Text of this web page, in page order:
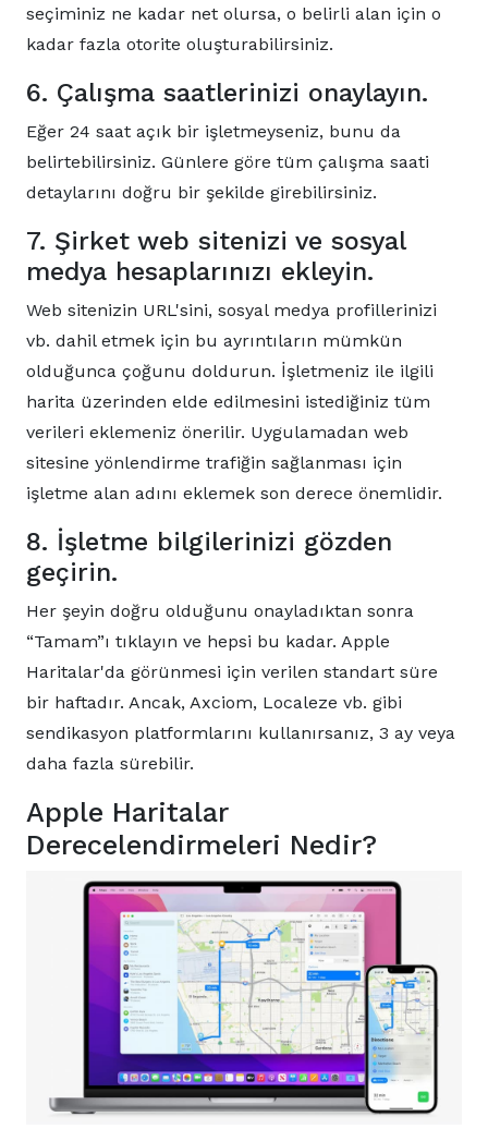
seçiminiz ne kadar net olursa, o belirli alan için o
kadar fazla otorite oluşturabilirsiniz.
6. Çalışma saatlerinizi onaylayın.
Eğer 24 saat açık bir işletmeyseniz, bunu da
belirtebilirsiniz. Günlere göre tüm çalışma saati
detaylarını doğru bir şekilde girebilirsiniz.
7. Şirket web sitenizi ve sosyal
medya hesaplarınızı ekleyin.
Web sitenizin URL'sini, sosyal medya profillerinizi
vb. dahil etmek için bu ayrıntıların mümkün
olduğunca çoğunu doldurun. İşletmeniz ile ilgili
harita üzerinden elde edilmesini istediğiniz tüm
verileri eklemeniz önerilir. Uygulamadan web
sitesine yönlendirme trafiğin sağlanması için
işletme alan adını eklemek son derece önemlidir.
8. İşletme bilgilerinizi gözden
geçirin.
Her şeyin doğru olduğunu onayladıktan sonra
“Tamam”ı tıklayın ve hepsi bu kadar. Apple
Haritalar'da görünmesi için verilen standart süre
bir haftadır. Ancak, Axciom, Localeze vb. gibi
sendikasyon platformlarını kullanırsanız, 3 ay veya
daha fazla sürebilir.
Apple Haritalar
Derecelendirmeleri Nedir?